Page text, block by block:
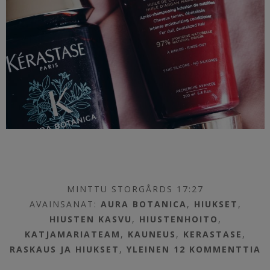
MINTTU STORGÅRDS 17:27
AVAINSANAT: AURA BOTANICA, HIUKSET ,
HIUSTEN KASVU , HIUSTENHOITO ,
KATJAMARIATEAM , KAUNEUS , KERASTASE ,
RASKAUS JA HIUKSET ,YLEINEN 12 KOMMENTTIA